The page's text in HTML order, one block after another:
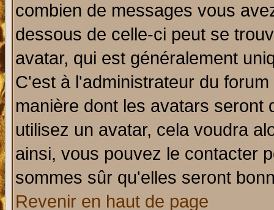
combien de messages vous
dessous de celle-ci peut se
avatar, qui est généralement
C'est à l'administrateur du
manière dont les avatars seront
utilisez un avatar, cela voudra
ainsi, vous pouvez le contacter
sommes sûr qu'elles seront
Revenir en haut de page